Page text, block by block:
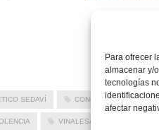
Para ofrecer
almacenar y/
tecnologías
afectar
SEDAVÍ CONGRESO
VINALESA